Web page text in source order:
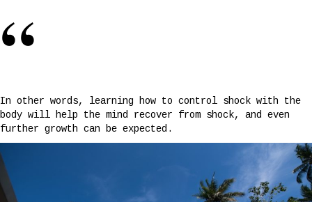
“
In other words, learning how to control shock with the
body will help the mind recover from shock, and even
further growth can be expected.